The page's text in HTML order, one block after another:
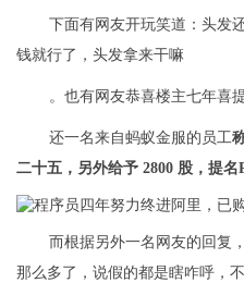
下面有网友开玩笑道：头发
钱就行了，头发拿来干嘛
。也有网友恭喜楼主七年喜
还一名来自蚂蚁金服的员工
二十五，另外给予 2800 股，提名
而根据另外一名网友的回复
那么多了，说假的都是瞎咋呼，不